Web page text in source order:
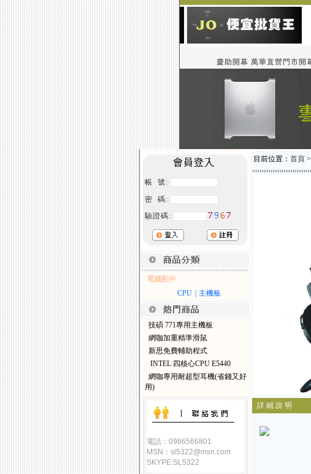
慶助開幕 萬華直營門市開幕
帳 號:
密 碼:
驗證碼:
電腦配件
CPU
主機板
技碩 771專用主機板
網咖加重精準滑鼠
新思免費輔助程式
INTEL 四核心CPU E5440
網咖專用耐超型耳機(省錢又好
用)
電話：0986566801
MSN：sl5322@msn.com
SKYPE:SL5322
目前位置： 首頁
詳 細 說 明